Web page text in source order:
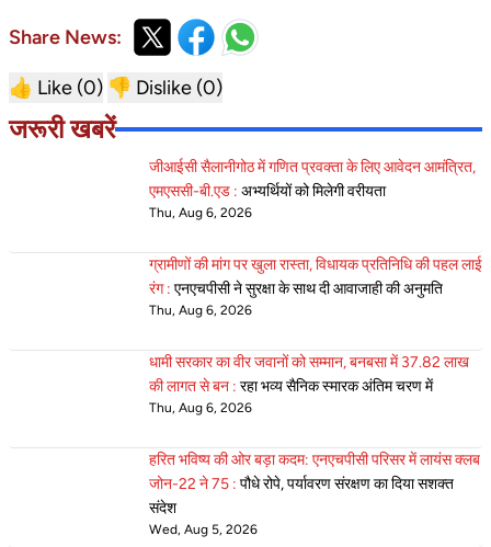
Share News:
👍 Like (0) 👎 Dislike (0)
जरूरी खबरें
जीआईसी सैलानीगोठ में गणित प्रवक्ता के लिए आवेदन आमंत्रित,
एमएससी-बी.एड : अभ्यर्थियों को मिलेगी वरीयता
Thu, Aug 6, 2026
ग्रामीणों की मांग पर खुला रास्ता, विधायक प्रतिनिधि की पहल लाई
रंग : एनएचपीसी ने सुरक्षा के साथ दी आवाजाही की अनुमति
Thu, Aug 6, 2026
धामी सरकार का वीर जवानों को सम्मान, बनबसा में 37.82 लाख
की लागत से बन : रहा भव्य सैनिक स्मारक अंतिम चरण में
Thu, Aug 6, 2026
हरित भविष्य की ओर बड़ा कदम: एनएचपीसी परिसर में लायंस क्लब
जोन-22 ने 75 : पौधे रोपे, पर्यावरण संरक्षण का दिया सशक्त
संदेश
Wed, Aug 5, 2026